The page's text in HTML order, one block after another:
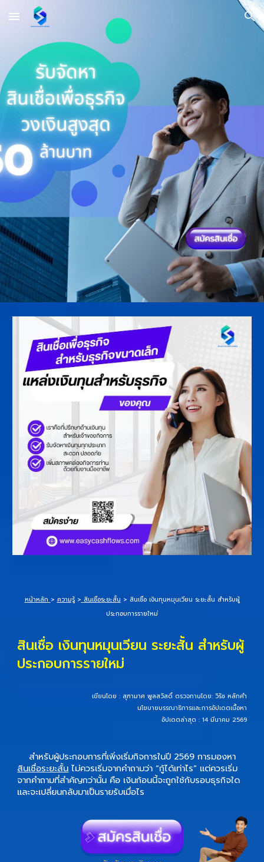
Skip to main content Skip to navigation
หน้าหลัก > ความรู้> สินเชื่อระยะสั้น > สินเชื่อ เงินทุนหมุนเวียน ระยะสั้น สำหรับผู้
ประกอบการรายใหม่
สินเชื่อ เงินทุนหมุนเวียน ระยะสั้น สำหรับผู้
ประกอบการรายใหม่
เขียนโดย : สุฑามาศ พูลสวัสดิ์ตรวจทานโดย: วิรัช หลักคำ
นโยบายบรรณาธิการและการอัปเดตเนื้อหา
อัปเดตล่าสุด : 14 มีนาคม 2569
สำหรับผู้ประกอบการที่เพิ่งเริ่มกิจการในปี 2569 การมองหา
สินเชื่อระยะสั้น ไม่ควรเริ่มจากคำถามว่า “กู้ได้เท่าไร” แต่ควรเริ่ม
จากคำถามที่สำคัญกว่านั้น คือ เงินก้อนนี้จะถูกใช้กับรอบธุรกิจใด
และจะเปลี่ยนกลับมาเป็นรายรับเมื่อไร